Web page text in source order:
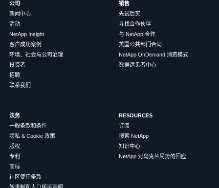
公司
新闻中心
活动
NetApp Insight
客户成功案例
环境、社会与公司治理
投资者
招聘
联系我们
销售
先试后买
寻找合作伙伴
与 NetApp 合作
美国公共部门合同
NetApp OnDemand 消费模式
数据远见者中心
法务
一般条款和条件
隐私 & Cookie 政策
版权
专利
商标
社区使用条款
RESOURCES
订阅
搜索 NetApp
知识中心
NetApp 对乌克兰局势的回应